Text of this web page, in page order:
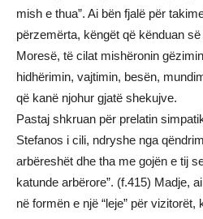
mish e thua”. Ai bën fjalë për
përzemërta, këngët që kënduan
Moresë, të cilat mishëronin
hidhërimin, vajtimin, besën,
që kanë njohur gjatë shekujve.
Pastaj shkruan për prelatin
Stefanos i cili, ndryshe nga
arbëreshët dhe tha me gojën e tij
katunde arbërore”. (f.415) Madje,
në formën e një “leje” për